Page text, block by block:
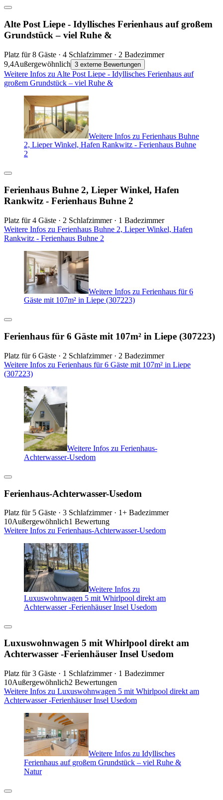
Alte Post Liepe - Idyllisches Ferienhaus auf großem
Grundstück – viel Ruhe &
Platz für 8 Gäste · 4 Schlafzimmer · 2 Badezimmer
9,4Außergewöhnlich 3 externe Bewertungen
Weitere Infos zu Alte Post Liepe - Idyllisches Ferienhaus auf
großem Grundstück – viel Ruhe &
Weitere Infos zu Ferienhaus Buhne
2, Lieper Winkel, Hafen Rankwitz - Ferienhaus Buhne
2
Ferienhaus Buhne 2, Lieper Winkel, Hafen
Rankwitz - Ferienhaus Buhne 2
Platz für 4 Gäste · 2 Schlafzimmer · 1 Badezimmer
Weitere Infos zu Ferienhaus Buhne 2, Lieper Winkel, Hafen
Rankwitz - Ferienhaus Buhne 2
Weitere Infos zu Ferienhaus für 6
Gäste mit 107m² in Liepe (307223)
Ferienhaus für 6 Gäste mit 107m² in Liepe (307223)
Platz für 6 Gäste · 2 Schlafzimmer · 2 Badezimmer
Weitere Infos zu Ferienhaus für 6 Gäste mit 107m² in Liepe
(307223)
Weitere Infos zu Ferienhaus-
Achterwasser-Usedom
Ferienhaus-Achterwasser-Usedom
Platz für 5 Gäste · 3 Schlafzimmer · 1+ Badezimmer
10Außergewöhnlich1 Bewertung
Weitere Infos zu Ferienhaus-Achterwasser-Usedom
Weitere Infos zu
Luxuswohnwagen 5 mit Whirlpool direkt am
Achterwasser -Ferienhäuser Insel Usedom
Luxuswohnwagen 5 mit Whirlpool direkt am
Achterwasser -Ferienhäuser Insel Usedom
Platz für 3 Gäste · 1 Schlafzimmer · 1 Badezimmer
10Außergewöhnlich2 Bewertungen
Weitere Infos zu Luxuswohnwagen 5 mit Whirlpool direkt am
Achterwasser -Ferienhäuser Insel Usedom
Weitere Infos zu Idyllisches
Ferienhaus auf großem Grundstück – viel Ruhe &
Natur